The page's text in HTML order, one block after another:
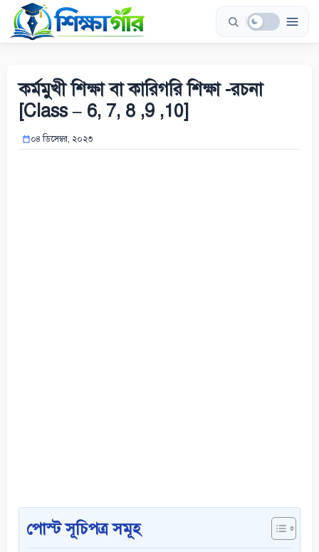
Skip
content
কর্মমুখী শিক্ষা বা কারিগরি শিক্ষা -রচনা
[Class – 6, 7, 8 ,9 ,10]
০৪ ডিসেম্বর, ২০২৩
পোস্ট সূচিপত্র সমূহ